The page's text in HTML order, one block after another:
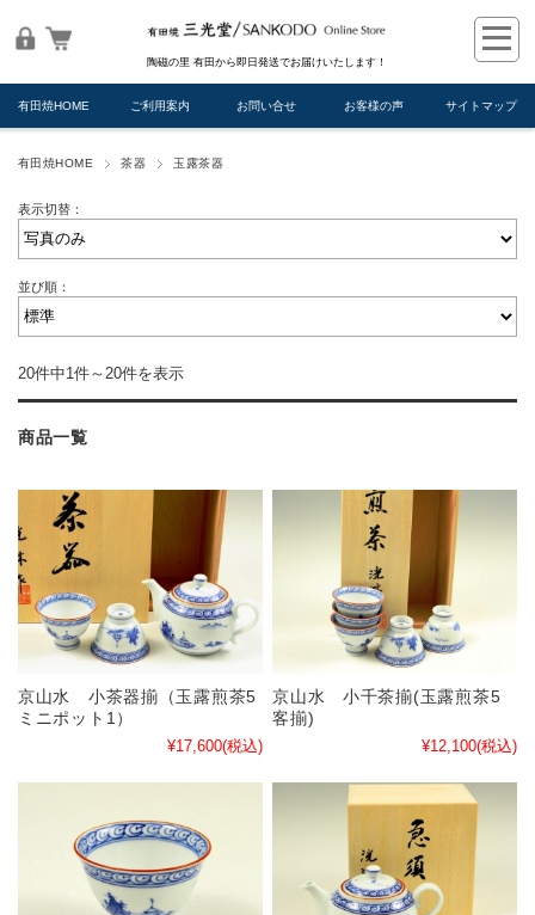
陶磁の里 有田から即日発送でお届けいたします！
有田焼HOME ご利用案内 お問い合せ お客様の声 サイトマップ
有田焼HOME 茶器 玉露茶器
表示切替：
並び順：
20件中1件～20件を表示
商品一覧
京山水 小茶器揃（玉露煎茶5
ミニポット1）
¥17,600(税込)
京山水 小千茶揃(玉露煎茶5
客揃)
¥12,100(税込)